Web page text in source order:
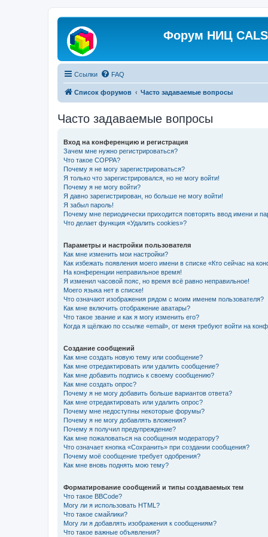
Форум НИЦ CALS
Ссылки FAQ
Список форумов Часто задаваемые вопросы
Часто задаваемые вопросы
Вход на конференцию и регистрация
Зачем мне нужно регистрироваться?
Что такое COPPA?
Почему я не могу зарегистрироваться?
Я только что зарегистрировался, но не могу войти!
Почему я не могу войти?
Я давно зарегистрирован, но больше не могу войти!
Я забыл пароль!
Почему мне периодически приходится повторять ввод имени и
Что делает функция «Удалить cookies»?
Параметры и настройки пользователя
Как мне изменить мои настройки?
Как избежать появления моего имени в списке «Кто сейчас на
На конференции неправильное время!
Я изменил часовой пояс, но время всё равно неправильное!
Моего языка нет в списке!
Что означают изображения рядом с моим именем пользователя?
Как мне включить отображение аватары?
Что такое звание и как я могу изменить его?
Когда я щёлкаю по ссылке «email», от меня требуют войти на
Создание сообщений
Как мне создать новую тему или сообщение?
Как мне отредактировать или удалить сообщение?
Как мне добавить подпись к своему сообщению?
Как мне создать опрос?
Почему я не могу добавить больше вариантов ответа?
Как мне отредактировать или удалить опрос?
Почему мне недоступны некоторые форумы?
Почему я не могу добавлять вложения?
Почему я получил предупреждение?
Как мне пожаловаться на сообщения модератору?
Что означает кнопка «Сохранить» при создании сообщения?
Почему моё сообщение требует одобрения?
Как мне вновь поднять мою тему?
Форматирование сообщений и типы создаваемых тем
Что такое BBCode?
Могу ли я использовать HTML?
Что такое смайлики?
Могу ли я добавлять изображения к сообщениям?
Что такое важные объявления?